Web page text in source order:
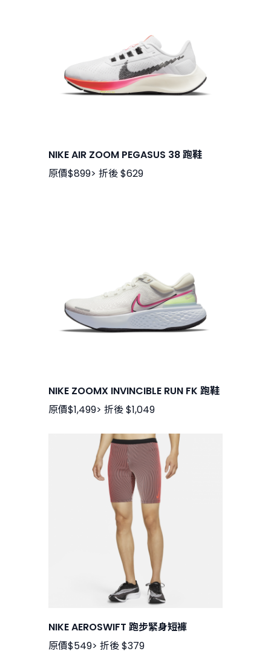
NIKE AIR ZOOM PEGASUS 38 跑鞋
原價$899> 折後 $629
NIKE ZOOMX INVINCIBLE RUN FK 跑鞋
原價$1,499> 折後 $1,049
NIKE AEROSWIFT 跑步緊身短褲
原價$549> 折後 $379